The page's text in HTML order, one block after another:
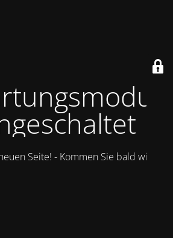
Seite! - Kommen Sie bald wieder.